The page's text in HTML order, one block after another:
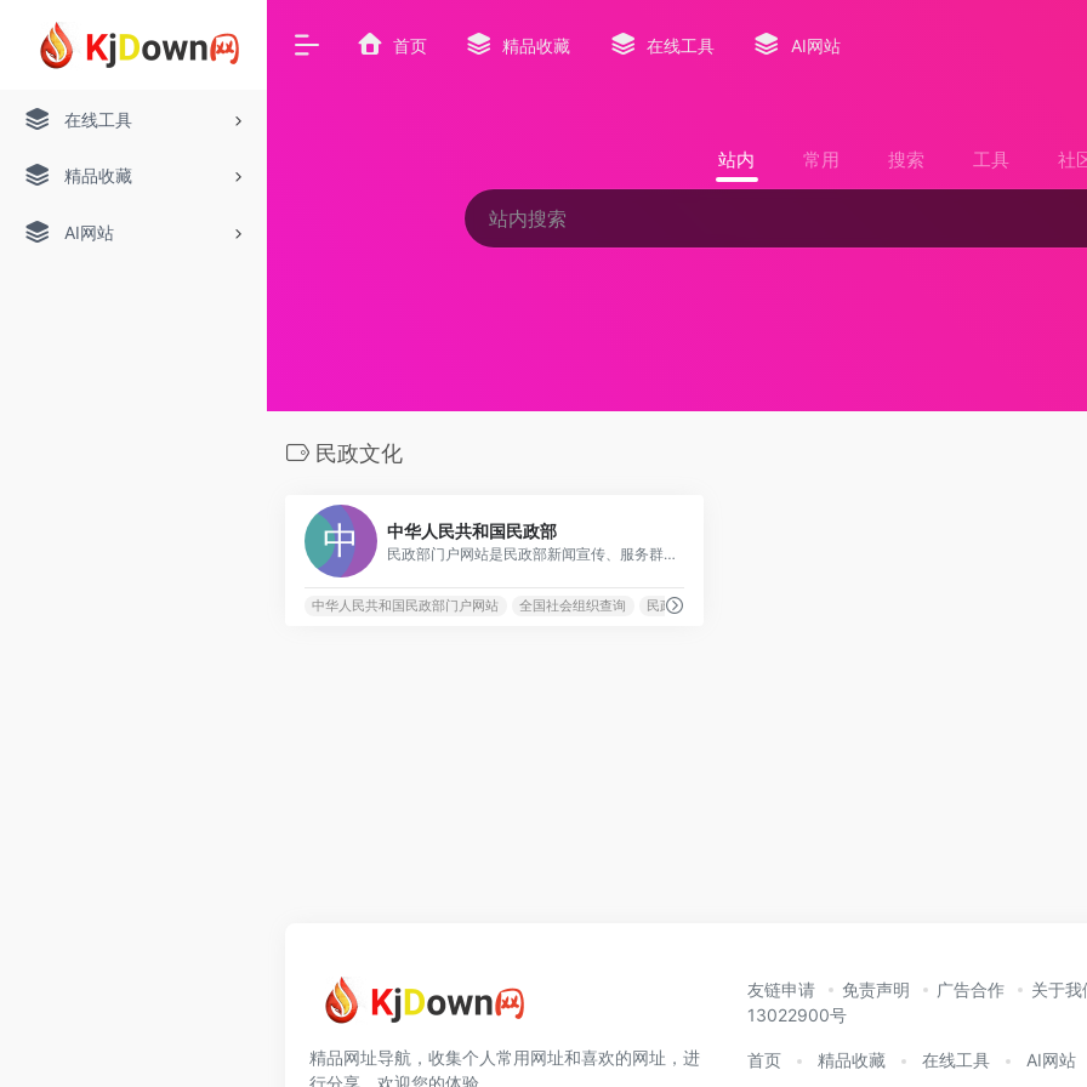
在线工具
精品收藏
AI网站
首页 精品收藏 在线工具 AI网站
站内 常用 搜索 工具 社
民政文化
中华人民共和国民政部
民政部门户网站是民政部新闻宣传、服务群众平台，及时发布民政部政务信息，解读重大政策，提供政务服务。
中华人民共和国民政部门户网站 全国社会组织查询 民政信息公开
精品网址导航，收集个人常用网址和喜欢的网址，进
行分享，欢迎您的体验。
友链申请 免责声明 广告合作
关于我
13022900号
首页 精品收藏 在线工具 AI网站